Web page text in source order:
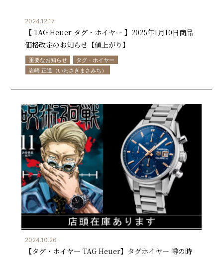
2024.12.17
【 TAG Heuer タグ・ホイヤー 】2025年1月10日商品
価格改定のお知らせ【値上がり】
重要なお知らせ
タグ・ホイヤー
岩崎 正道（いわさきまさみち）
2024.10.26
【タグ・ホイヤー TAG Heuer】タグホイヤー 噂の時